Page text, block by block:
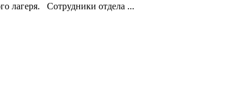
лагеря. Сотрудники отдела ...